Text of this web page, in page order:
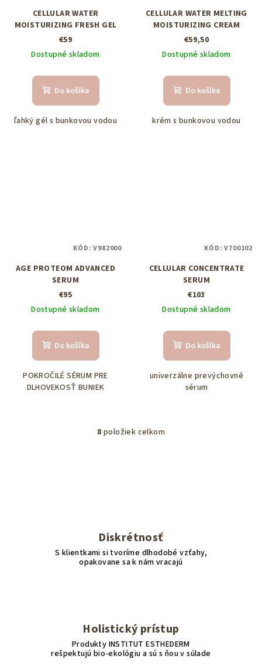
CELLULAR WATER
MOISTURIZING FRESH GEL
€59
Dostupné skladom
Do košíka
ľahký gél s bunkovou vodou
CELLULAR WATER MELTING
MOISTURIZING CREAM
€59,50
Dostupné skladom
Do košíka
krém s bunkovou vodou
AGE PROTEOM ADVANCED
SERUM
€95
Dostupné skladom
Do košíka
POKROČILÉ SÉRUM PRE
DLHOVEKOSŤ BUNIEK
KÓD:V982000
CELLULAR CONCENTRATE
SERUM
€103
Dostupné skladom
Do košíka
univerzálne prevýchovné
sérum
KÓD:V700102
O
i
e
p
v
ý
p
8 položiek celkom
Diskrétnosť
S klientkami si tvoríme dlhodobé vzťahy,
opakovane sa k nám vracajú
Holistický prístup
Produkty INSTITUT ESTHEDERM
rešpektujú bio-ekológiu a sú s ňou v súlade